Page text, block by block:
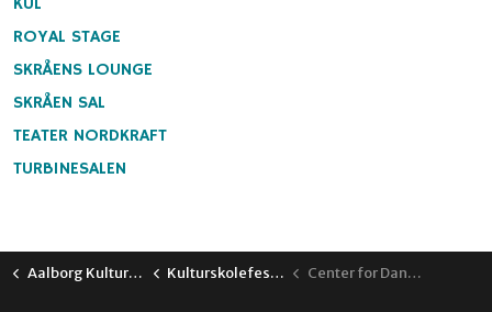
KUL
ROYAL STAGE
SKRÅENS LOUNGE
SKRÅEN SAL
TEATER NORDKRAFT
TURBINESALEN
Aalborg Kulturskole Kulturskolefestival 2026 Center for Dansk Jazzhistorie